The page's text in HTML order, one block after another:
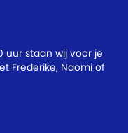
uur staan wij voor je
Frederike, Naomi of